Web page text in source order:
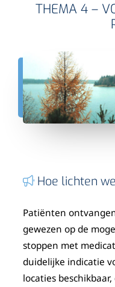
THEMA 4 –
Hoe lichten
Patiënten
gewezen op de
stoppen met
duidelijke indicatie
locaties